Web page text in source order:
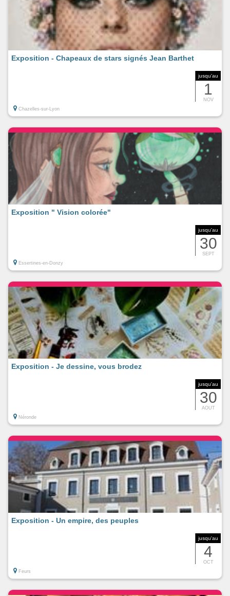
jusqu'au
1
NOV
Exposition - Chapeaux de stars signés Jean Barthet
Chazelles-sur-Lyon
jusqu'au
30
SEPT
Exposition " Vision colorée"
Essertines-en-Donzy
jusqu'au
30
AOUT
Exposition - Je dessine, vous brodez
Néronde
jusqu'au
4
OCT
Exposition - Un empire, des peuples
Feurs